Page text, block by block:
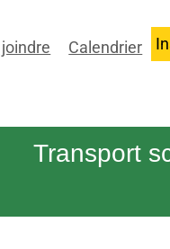
Calendrier
Transport